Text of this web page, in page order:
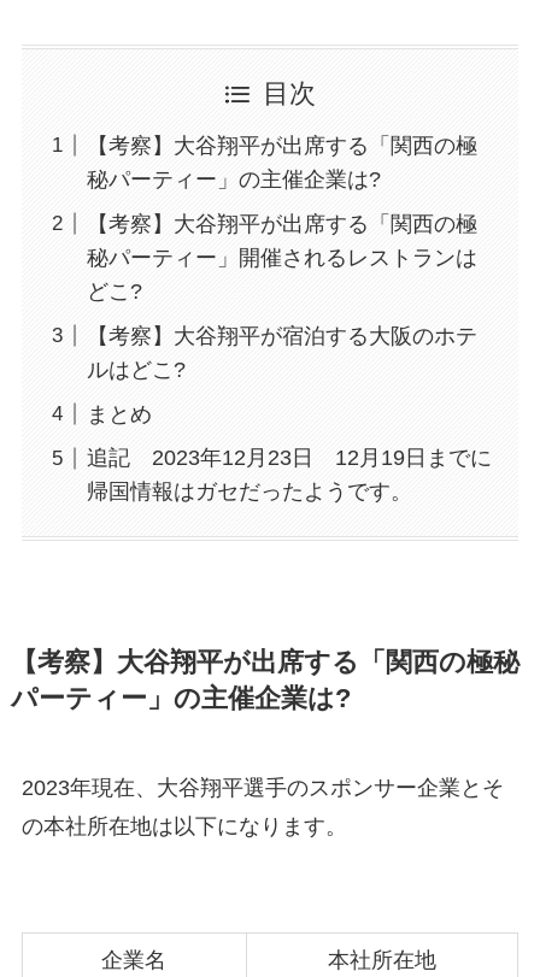
目次
【考察】大谷翔平が出席する「関西の極
秘パーティー」の主催企業は?
【考察】大谷翔平が出席する「関西の極
秘パーティー」開催されるレストランは
どこ?
【考察】大谷翔平が宿泊する大阪のホテ
ルはどこ?
まとめ
追記 2023年12月23日 12月19日までに
帰国情報はガセだったようです。
【考察】大谷翔平が出席する「関西の極秘
パーティー」の主催企業は?
2023年現在、大谷翔平選手のスポンサー企業とそ
の本社所在地は以下になります。
企業名 本社所在地